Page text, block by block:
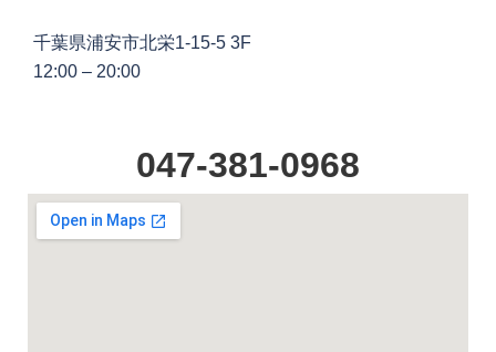
千葉県浦安市北栄1-15-5 3F
12:00 – 20:00
047-381-0968